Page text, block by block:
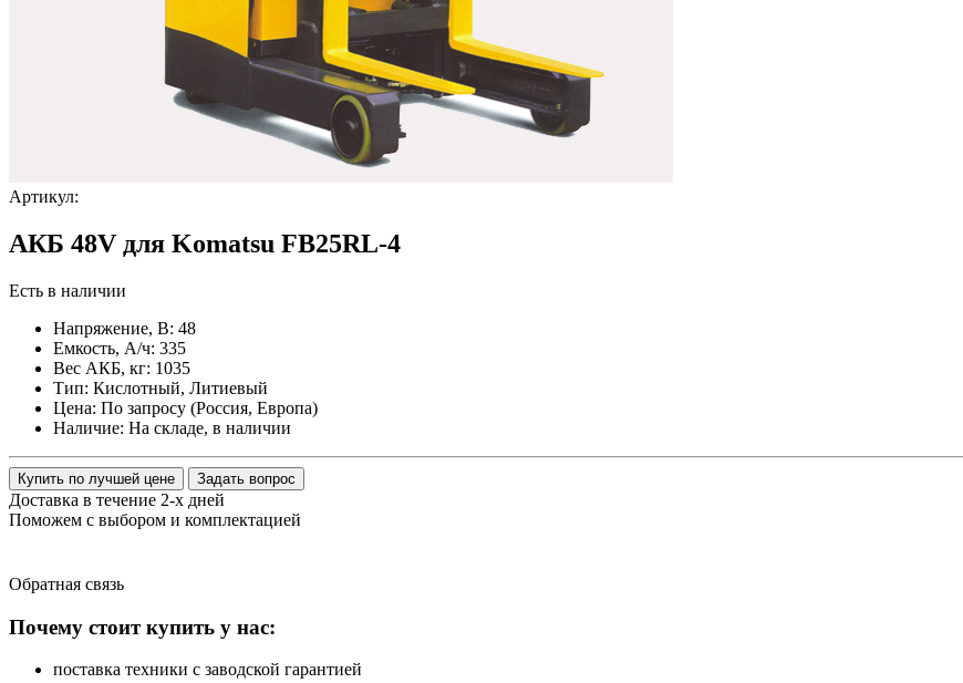
Артикул:
АКБ 48V для Komatsu FB25RL-4
Есть в наличии
Напряжение, В: 48
Емкость, А/ч: 335
Вес АКБ, кг: 1035
Тип: Кислотный, Литиевый
Цена: По запросу (Россия, Европа)
Наличие: На складе, в наличии
Купить по лучшей цене Задать вопрос
Доставка в течение 2-х дней
Поможем с выбором и комплектацией
Обратная связь
Почему стоит купить у нас:
поставка техники с заводской гарантией